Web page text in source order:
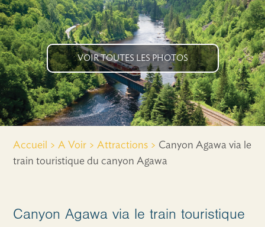
VOIR TOUTES LES PHOTOS
Accueil >A Voir >Attractions > Canyon Agawa via le
train touristique du canyon Agawa
Canyon Agawa via le train touristique